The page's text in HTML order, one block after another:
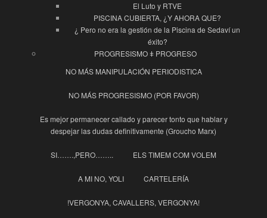
El Luto y RTVE
PISCINA CUBIERTA, ¿Y AHORA QUE?
¿ Pero no era la gestión de la Piscina de Sedaví un
éxito?
PROGRESISMO ǂ PROGRESO
NO MÁS MANIPULACIÓN PERIODISTICA
NO MÁS PROGRESISMO (POR FAVOR)
Es mejor permanecer callado y parecer tonto que hablar y
despejar las dudas definitivamente (Groucho Marx)
SI…….,PERO…….. ELS TIMEM COM VOLEM
A MI NO, YOLI CARTELERÍA
!VERGONYA, CAVALLERS, VERGONYA!